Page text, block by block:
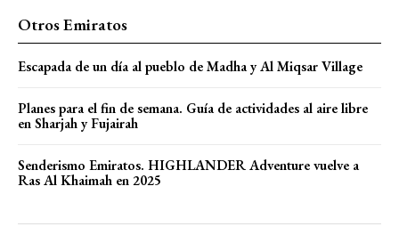
Otros Emiratos
Escapada de un día al pueblo de Madha y Al Miqsar Village
Planes para el fin de semana. Guía de actividades al aire libre
en Sharjah y Fujairah
Senderismo Emiratos. HIGHLANDER Adventure vuelve a
Ras Al Khaimah en 2025